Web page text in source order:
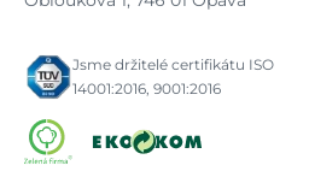
Jsme držitelé certifikátu ISO
14001:2016, 9001:2016